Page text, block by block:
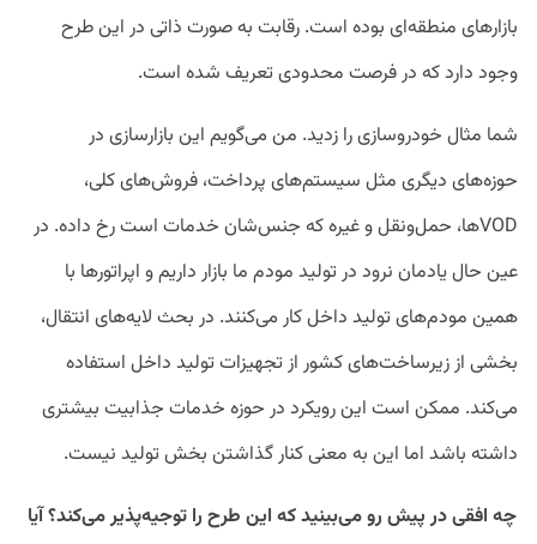
بازارهای منطقه‌ای بوده است. رقابت به صورت ذاتی در این طرح
وجود دارد که در فرصت محدودی تعریف شده است.
شما مثال خودروسازی را زدید. من می‌گویم این بازارسازی در
حوزه‌های دیگری مثل سیستم‌های پرداخت، فروش‌های کلی،
VODها، حمل‌ونقل و غیره که جنس‌شان خدمات است رخ داده. در
عین حال یادمان نرود در تولید مودم ما بازار داریم و اپراتورها با
همین مودم‌های تولید داخل کار می‌کنند. در بحث لایه‌های انتقال،
بخشی از زیرساخت‌های کشور از تجهیزات تولید داخل استفاده
می‌کند. ممکن است این رویکرد در حوزه خدمات جذابیت بیشتری
داشته باشد اما این به معنی کنار گذاشتن بخش تولید نیست.
چه افقی در پیش رو می‌بینید که این طرح را توجیه‌پذیر می‌کند؟ آیا